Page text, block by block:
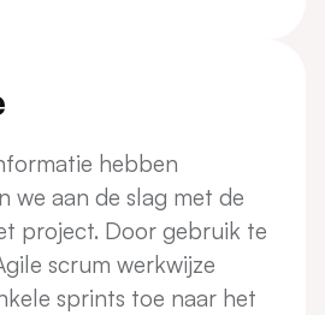
hebben
we aan de slag met de
project. Door gebruik te
scrum werkwijze
sprints toe naar het